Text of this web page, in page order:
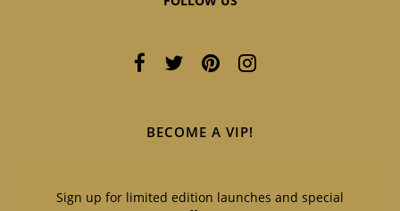
BECOME A VIP!
Sign up for limited edition launches and special